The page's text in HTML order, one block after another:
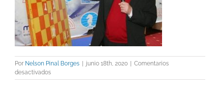
Por Nelson Pinal Borges | junio 18th, 2020 | Comentarios
desactivadosen
Spassky-